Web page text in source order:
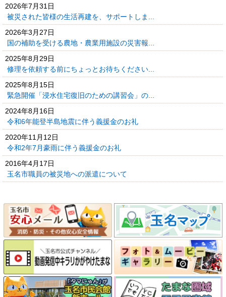
2026年7月31日
被災された皆様の生活再建を、サポートしま...
2026年3月27日
国の補助を受ける農地・農業用施設の災害報...
2025年8月29日
修理を依頼する前にちょっとお待ちください...
2025年8月15日
緊急開催「浸水住宅復旧のための講習会」の...
2024年8月16日
令和6年能登半島地震に伴う義援金のお礼
2020年11月12日
令和2年7月豪雨に伴う義援金のお礼
2016年4月17日
玉名市職員の被災地への派遣について